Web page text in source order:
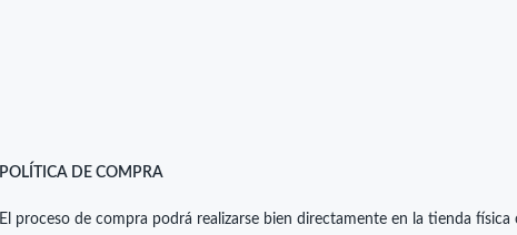
POLÍTICA DE COMPRA
El proceso de compra podrá realizarse bien directamente en la tienda física